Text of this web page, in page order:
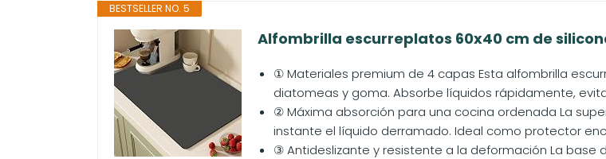
BESTSELLER NO. 5
Alfombrilla escurreplatos 60x40 cm de
① Materiales premium de 4 capas Esta alfombrilla
diatomeas y goma. Absorbe líquidos rápidamente,
② Máxima absorción para una cocina ordenada La
instante el líquido derramado. Ideal como protector
③ Antideslizante y resistente a la deformación La base